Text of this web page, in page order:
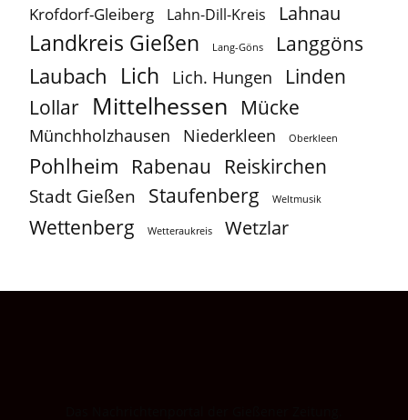
Krofdorf-Gleiberg Lahn-Dill-Kreis Lahnau
Landkreis Gießen Lang-Göns Langgöns
Laubach Lich Lich. Hungen
Linden
Lollar Mittelhessen Mücke
Münchholzhausen Niederkleen Oberkleen
Pohlheim Rabenau Reiskirchen
Stadt Gießen Staufenberg Weltmusik
Wettenberg Wetteraukreis Wetzlar